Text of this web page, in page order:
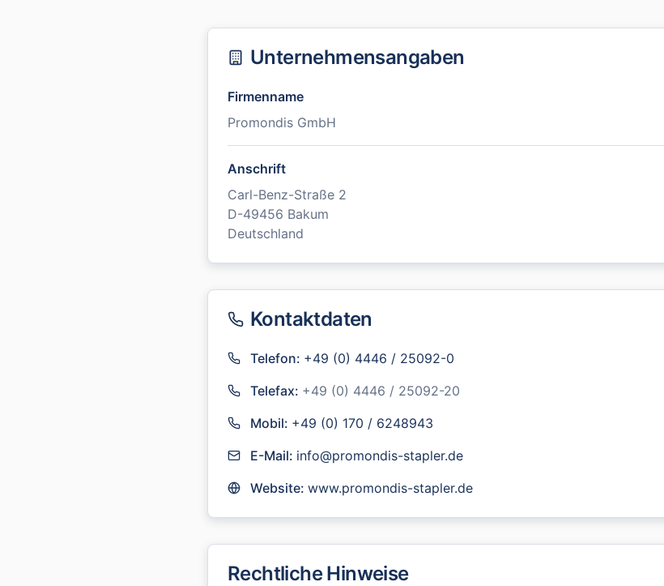
Unternehmensangaben
Firmenname
Promondis GmbH
Anschrift
Carl-Benz-Straße 2
D-49456 Bakum
Deutschland
Kontaktdaten
Telefon: +49 (0) 4446 / 25092-0
Telefax: +49 (0) 4446 / 25092-20
Mobil: +49 (0) 170 / 6248943
E-Mail: info@promondis-stapler.de
Website: www.promondis-stapler.de
Rechtliche Hinweise